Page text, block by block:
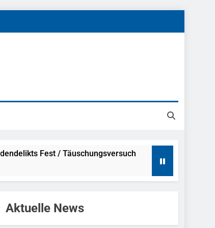
Fest / Täuschungsversuch
Sexueller Belästigung
Aktuelle News